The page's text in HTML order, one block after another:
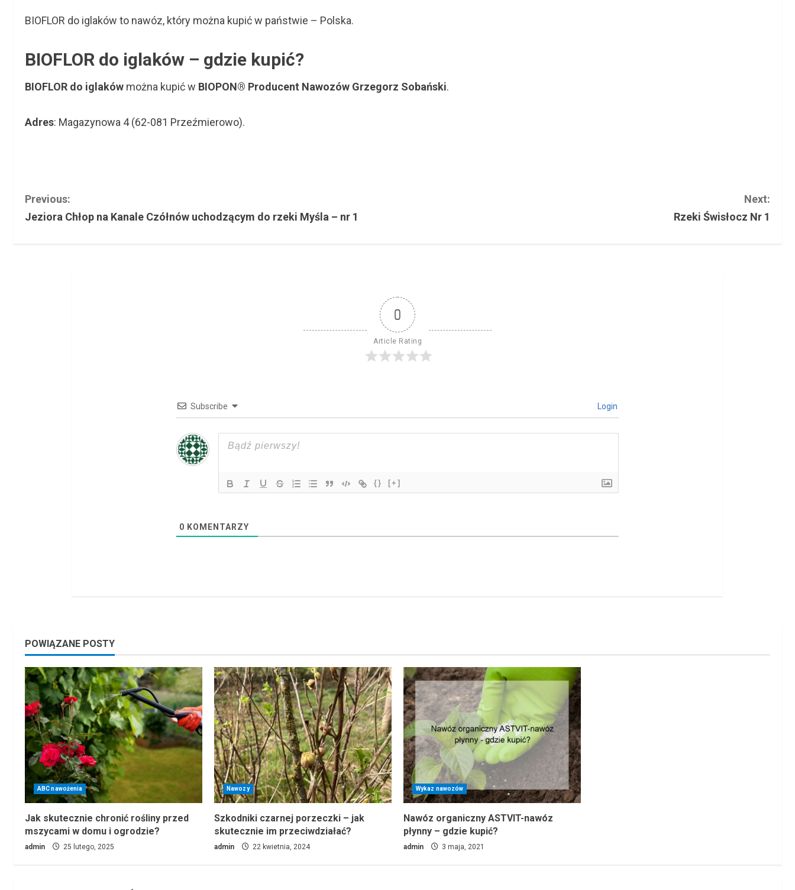
BIOFLOR do iglaków to nawóz, który można kupić w państwie – Polska.
BIOFLOR do iglaków – gdzie kupić?
BIOFLOR do iglaków można kupić w BIOPON® Producent Nawozów Grzegorz Sobański.
Adres: Magazynowa 4 (62-081 Przeźmierowo).
C
o
Previous:
Jeziora Chłop na Kanale Czółnów uchodzącym do rzeki Myśla – nr 1
Next:
Rzeki Świsłocz Nr 1
0
Article Rating
Subscribe Login
{} [+]
0 KOMENTARZY
POWIĄZANE POSTY
ABC nawożenia
Jak skutecznie chronić rośliny przed
mszycami w domu i ogrodzie?
admin 25 lutego, 2025
Nawozy
Szkodniki czarnej porzeczki – jak
skutecznie im przeciwdziałać?
admin 22 kwietnia, 2024
Wykaz nawozów
Nawóz organiczny ASTVIT-nawóz
płynny – gdzie kupić?
admin 3 maja, 2021